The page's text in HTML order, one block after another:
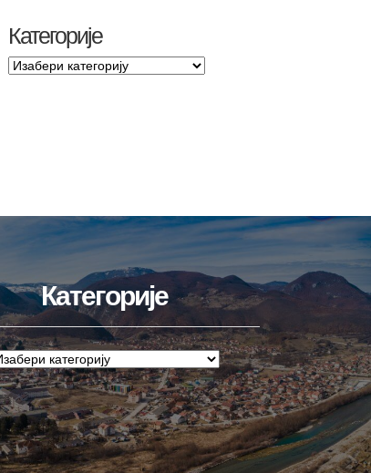
Категорије
Категорије